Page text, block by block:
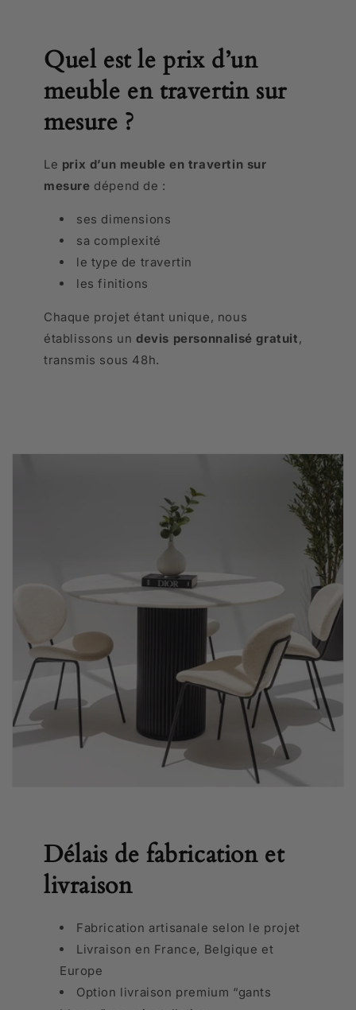
Quel est le prix d’un
meuble en travertin sur
mesure ?
Le prix d’un meuble en travertin sur
mesure dépend de :
ses dimensions
sa complexité
le type de travertin
les finitions
Chaque projet étant unique, nous
établissons un devis personnalisé gratuit,
transmis sous 48h.
Délais de fabrication et
livraison
Fabrication artisanale selon le projet
Livraison en France, Belgique et
Europe
Option livraison premium “gants